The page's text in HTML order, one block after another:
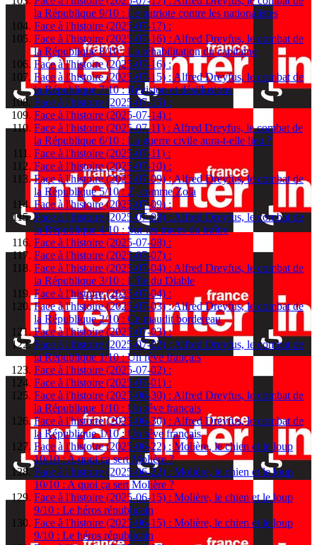
la République 9/10 : Le patriote contre les nationalistes
Face à l'histoire (2025-07-17) :
Face à l'histoire (2025-07-16) : Alfred Dreyfus, le combat de
la République 8/10 : La réhabilitation du capitaine
Face à l'histoire (2025-07-16) :
Face à l'histoire (2025-07-15) : Alfred Dreyfus, le combat de
la République 7/10 : Révision et désillusions
Face à l'histoire (2025-07-15) :
Face à l'histoire (2025-07-14) :
Face à l'histoire (2025-07-11) : Alfred Dreyfus, le combat de
la République 6/10 : La guerre civile aura-t-elle lieu ?
Face à l'histoire (2025-07-11) :
Face à l'histoire (2025-07-10) :
Face à l'histoire (2025-07-09) : Alfred Dreyfus, le combat de
la République 5/10 : Z, comme Zola
Face à l'histoire (2025-07-09) :
Face à l'histoire (2025-07-08) : Alfred Dreyfus, le combat de
la République 4/10 : Sur les traces du traître
Face à l'histoire (2025-07-08) :
Face à l'histoire (2025-07-07) :
Face à l'histoire (2025-07-04) : Alfred Dreyfus, le combat de
la République 3/10 : L’île du Diable
Face à l'histoire (2025-07-04) :
Face à l'histoire (2025-07-03) : Alfred Dreyfus, le combat de
la République 2/10 : Ce maudit bordereau
Face à l'histoire (2025-07-03) :
Face à l'histoire (2025-07-02) : Alfred Dreyfus, le combat de
la République 1/10 : Un rêve français
Face à l'histoire (2025-07-02) :
Face à l'histoire (2025-07-01) :
Face à l'histoire (2025-06-30) : Alfred Dreyfus, le combat de
la République 1/10 : Un rêve français
Face à l'histoire (2025-06-30) : Alfred Dreyfus, le combat de
la République 1/10 : Un rêve français
Face à l'histoire (2025-06-22) : Molière, le chien et le loup
10/10 : A quoi ça sert Molière ?
Face à l'histoire (2025-06-22) : Molière, le chien et le loup
10/10 : A quoi ça sert Molière ?
Face à l'histoire (2025-06-15) : Molière, le chien et le loup
9/10 : Le héros républicain
Face à l'histoire (2025-06-15) : Molière, le chien et le loup
9/10 : Le héros républicain